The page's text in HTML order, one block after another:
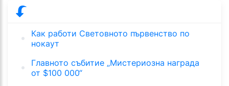
Как работи Световното първенство по
нокаут
Главното събитие „Мистериозна награда
от $100 000“